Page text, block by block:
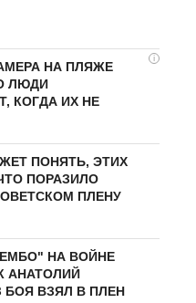
i
НА ПЛЯЖЕ
ЛЮДИ
КОГДА ИХ НЕ
ПОНЯТЬ, ЭТИХ
ПОРАЗИЛО
ПЛЕНУ
НА ВОЙНЕ
АНАТОЛИЙ
БОЯ ВЗЯЛ В ПЛЕН